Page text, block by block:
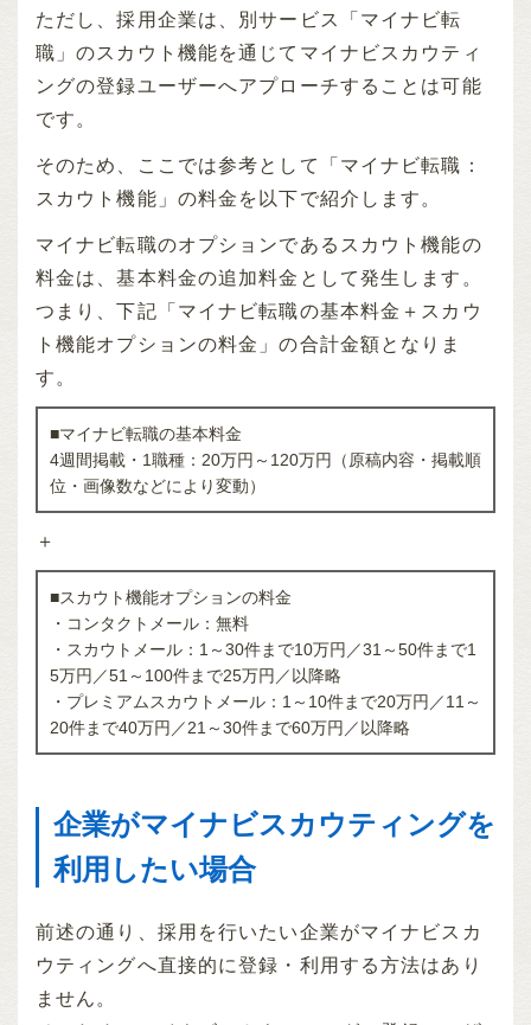
ただし、採用企業は、別サービス「マイナビ転
職」のスカウト機能を通じてマイナビスカウティ
ングの登録ユーザーへアプローチすることは可能
です。
そのため、ここでは参考として「マイナビ転職：
スカウト機能」の料金を以下で紹介します。
マイナビ転職のオプションであるスカウト機能の
料金は、基本料金の追加料金として発生します。
つまり、下記「マイナビ転職の基本料金＋スカウ
ト機能オプションの料金」の合計金額となりま
す。
■マイナビ転職の基本料金
4週間掲載・1職種：20万円～120万円（原稿内容・掲載順
位・画像数などにより変動）
＋
■スカウト機能オプションの料金
・コンタクトメール：無料
・スカウトメール：1～30件まで10万円／31～50件まで1
5万円／51～100件まで25万円／以降略
・プレミアムスカウトメール：1～10件まで20万円／11～
20件まで40万円／21～30件まで60万円／以降略
企業がマイナビスカウティングを
利用したい場合
前述の通り、採用を行いたい企業がマイナビスカ
ウティングへ直接的に登録・利用する方法はあり
ません。